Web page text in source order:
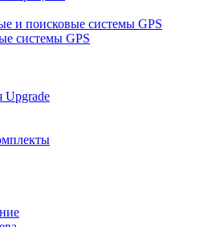
и поисковые системы GPS
системы GPS
Upgrade